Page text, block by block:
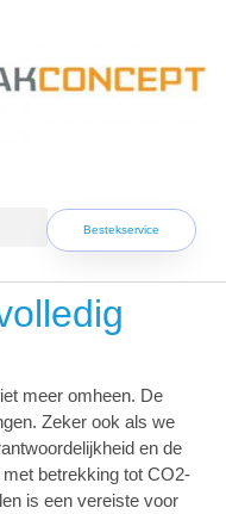
Bestekservice
meer omheen. De
Zeker ook als we
en de
betrekking tot CO2-
is een vereiste voor